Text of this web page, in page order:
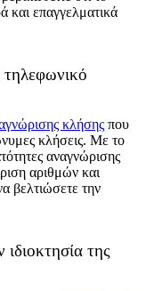
και επαγγελματικά
τηλεφωνικό
κλήσης που
κλήσεις. Με το
αναγνώρισης
αριθμών και
βελτιώσετε την
της